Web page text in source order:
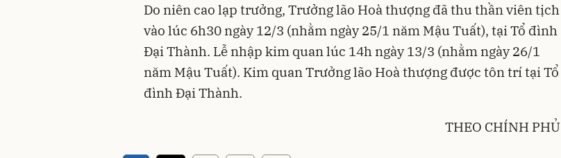
Do niên cao lạp trưởng, Trưởng lão Hoà thượng đã thu thần viên tịch
vào lúc 6h30 ngày 12/3 (nhằm ngày 25/1 năm Mậu Tuất), tại Tổ đình
Đại Thành. Lễ nhập kim quan lúc 14h ngày 13/3 (nhằm ngày 26/1
năm Mậu Tuất). Kim quan Trưởng lão Hoà thượng được tôn trí tại Tổ
đình Đại Thành.
THEO CHÍNH PHỦ